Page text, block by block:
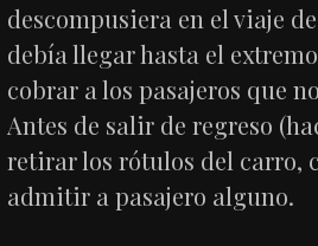
descompusiera en el viaje
debía llegar hasta el
cobrar a los pasajeros que
Antes de salir de regreso
retirar los rótulos del carro,
admitir a pasajero alguno.